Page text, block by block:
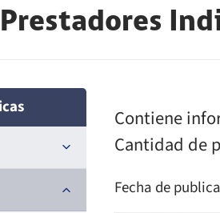
Contiene
Cantidad de
Fecha de